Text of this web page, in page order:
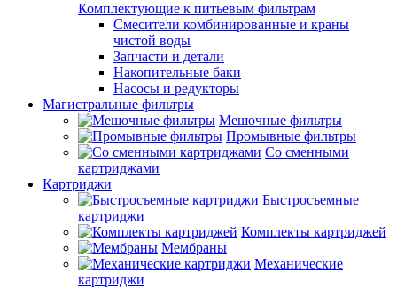
Комплектующие к питьевым фильтрам
Смесители комбинированные и краны
чистой воды
Запчасти и детали
Накопительные баки
Насосы и редукторы
Магистральные фильтры
Мешочные фильтры
Промывные фильтры
Со сменными
картриджами
Картриджи
Быстросъемные
картриджи
Комплекты картриджей
Мембраны
Механические
картриджи